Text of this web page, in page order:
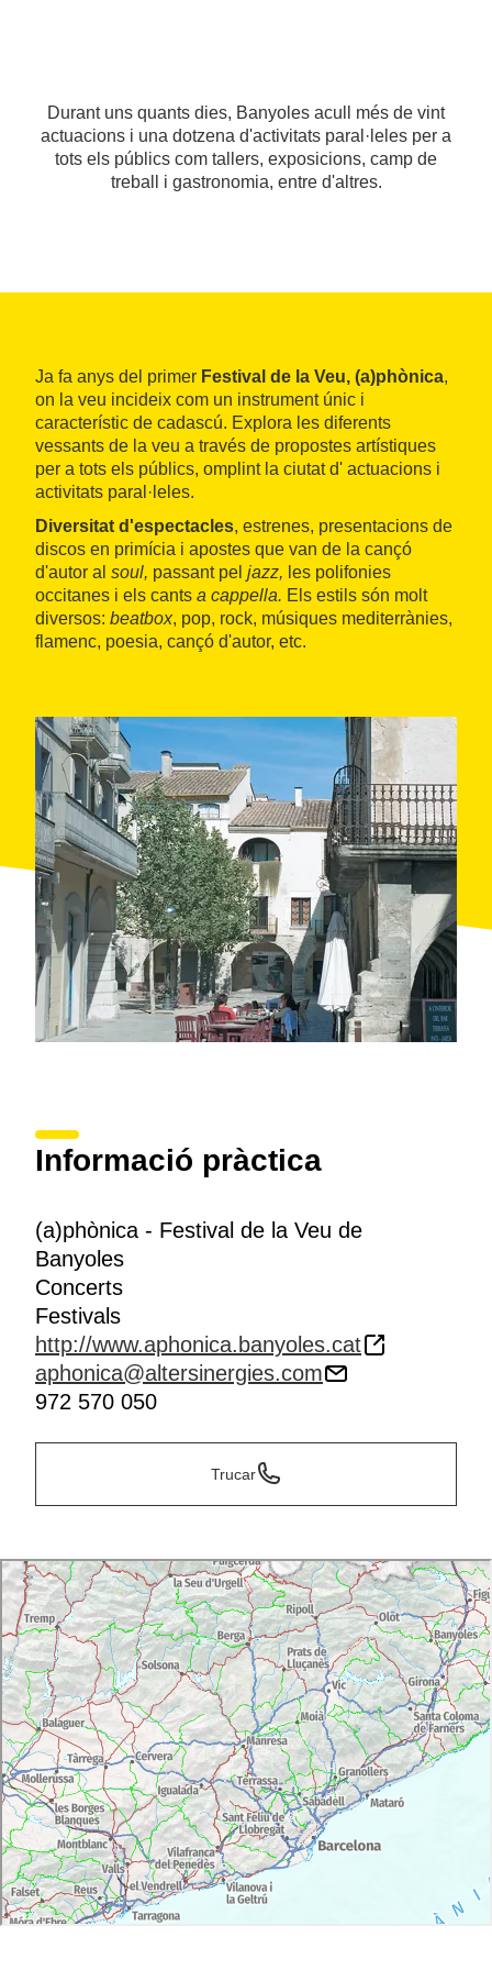
Durant uns quants dies, Banyoles acull més de vint
actuacions i una dotzena d'activitats paral·leles per a
tots els públics com tallers, exposicions, camp de
treball i gastronomia, entre d'altres.
Ja fa anys del primer Festival de la Veu, (a)phònica,
on la veu incideix com un instrument únic i
característic de cadascú. Explora les diferents
vessants de la veu a través de propostes artístiques
per a tots els públics, omplint la ciutat d' actuacions i
activitats paral·leles.
Diversitat d'espectacles, estrenes, presentacions de
discos en primícia i apostes que van de la cançó
d'autor al soul, passant pel jazz, les polifonies
occitanes i els cants a cappella. Els estils són molt
diversos: beatbox, pop, rock, músiques mediterrànies,
flamenc, poesia, cançó d'autor, etc.
Informació pràctica
(a)phònica - Festival de la Veu de
Banyoles
Concerts
Festivals
http://www.aphonica.banyoles.cat
aphonica@altersinergies.com
972 570 050
Trucar